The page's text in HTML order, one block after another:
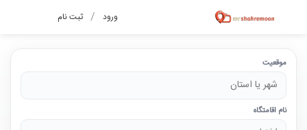
ورود / ثبت نام
موقعیت
نام اقامتگاه